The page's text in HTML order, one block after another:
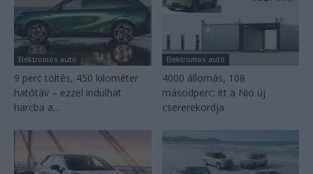
Elektromos autó
9 perc töltés, 450 kilométer
hatótáv – ezzel indulhat
harcba a...
Elektromos autó
4000 állomás, 108
másodperc: itt a Nio új
csererekordja